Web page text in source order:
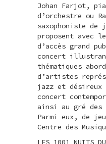
Johan Farjot,
d’orchestre ou
saxophoniste
proposent avec
d’accès grand
concert
thématiques
d’artistes
jazz et désireux
concert
ainsi au gré des
Parmi eux, de
Centre des
LES 1001 NUITS